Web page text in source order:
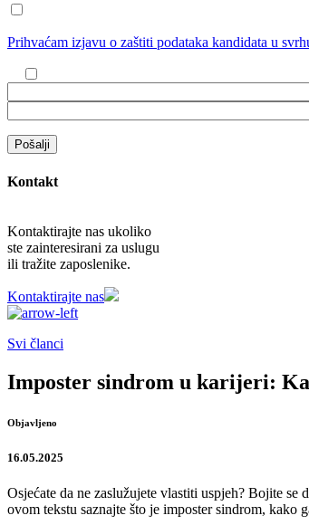
Prihvaćam izjavu o zaštiti podataka kandidata u
Pošalji
Kontakt
Kontaktirajte nas ukoliko
ste zainteresirani za uslugu
ili tražite zaposlenike.
Kontaktirajte nas
Svi članci
Imposter sindrom u karijeri:
Objavljeno
16.05.2025
Osjećate da ne zaslužujete vlastiti uspjeh? Bojite
ovom tekstu saznajte što je imposter sindrom, kako